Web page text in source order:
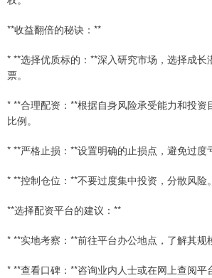
**收益翻倍的秘诀：**
* **选择优质标的：**深入研究市场，选择成
票。
* **合理配资：**根据自身风险承受能力和投资
比例。
* **严格止损：**设置明确的止损点，避免过度
* **控制仓位：**不要过度集中投资，分散风险。
**选择配资平台的建议：**
* **实地考察：**前往平台办公地点，了解其规
* **查看口碑：**咨询业内人士或在网上查阅平